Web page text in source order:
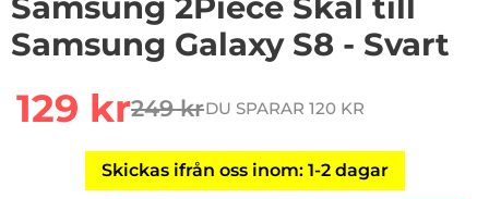
Samsung Galaxy S8 - Svart
rea pris
129 krtidigare pris
249 krDU SPARAR 120 KR
Skickas ifrån oss inom: 1-2 dagar